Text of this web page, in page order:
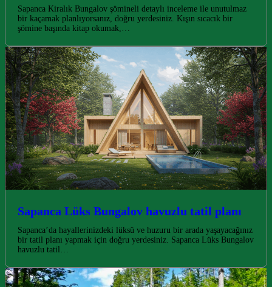
Sapanca Kiralık Bungalov şömineli detaylı inceleme ile unutulmaz
bir kaçamak planlıyorsanız, doğru yerdesiniz. Kışın sıcacık bir
şömine başında kitap okumak,…
Sapanca Lüks Bungalov havuzlu tatil planı
Sapanca’da hayallerinizdeki lüksü ve huzuru bir arada yaşayacağınız
bir tatil planı yapmak için doğru yerdesiniz. Sapanca Lüks Bungalov
havuzlu tatil…